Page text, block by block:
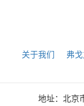
关于我们 弗
地址：北京